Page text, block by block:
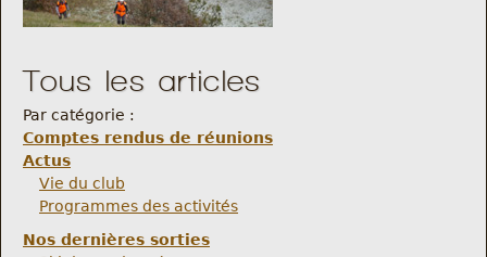
Tous les articles
Par catégorie :
Comptes rendus de réunions
Actus
Vie du club
Programmes des activités
Nos dernières sorties